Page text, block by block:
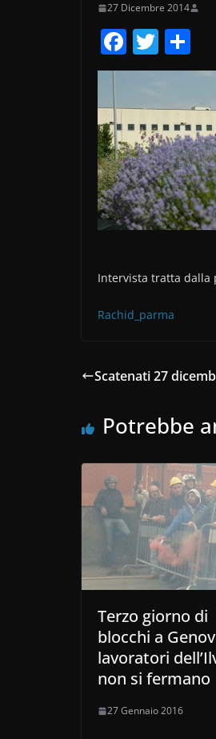
27 Dicembre 2014
F
a
e
b
o
o
k
T
w
er
o
di
vi
di
Intervista tratta dalla
Rachid_parma
Scatenati 27
Potrebbe
Terzo giorno di
blocchi a
lavoratori
non si fermano
27 Gennaio 2016